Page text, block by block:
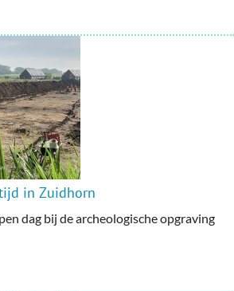
in Zuidhorn
dag bij de archeologische opgraving